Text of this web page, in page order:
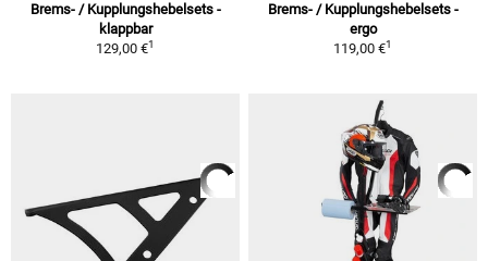
Brems- / Kupplungshebelsets -
klappbar
129,00 €1
Brems- / Kupplungshebelsets -
ergo
119,00 €1